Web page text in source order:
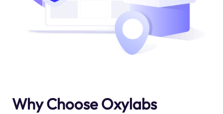
Why Choose Oxylabs